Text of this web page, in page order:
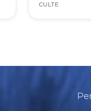
CULTE